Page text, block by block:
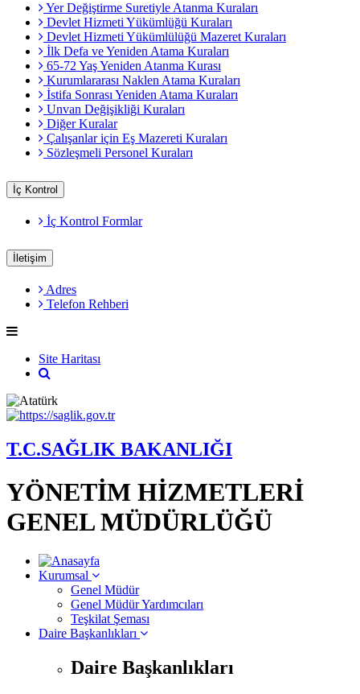
Yer Değiştirme Suretiyle Atanma Kuraları
Devlet Hizmeti Yükümlüğü Kuraları
Devlet Hizmeti Yükümlülüğü Mazeret Kuraları
İlk Defa ve Yeniden Atama Kuraları
65-72 Yaş Yeniden Atanma Kurası
Kurumlararası Naklen Atama Kuraları
İstifa Sonrası Yeniden Atama Kuraları
Unvan Değişikliği Kuraları
Diğer Kuralar
Çalışanlar için Eş Mazereti Kuraları
Sözleşmeli Personel Kuraları
İç Kontrol
İç Kontrol Formlar
İletişim
Adres
Telefon Rehberi
Site Haritası
T.C.SAĞLIK BAKANLIĞI
YÖNETİM HİZMETLERİ
GENEL MÜDÜRLÜĞÜ
Kurumsal
Genel Müdür
Genel Müdür Yardımcıları
Teşkilat Şeması
Daire Başkanlıkları
Daire Başkanlıkları